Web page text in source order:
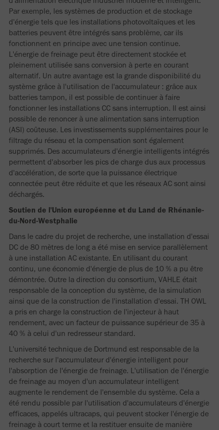
Par exemple, les systèmes de production et de stockage
d'énergie tels que les installations photovoltaïques et les
batteries peuvent être intégrés sans problème, car ils
fonctionnent en principe avec une tension continue.
L'énergie de freinage peut être directement stockée et
pleinement utilisée sans conversion à perte en courant
alternatif. Un autre avantage est la grande disponibilité du
système grâce à l'utilisation de l'accumulateur : grâce aux
batteries tampon, il est possible de continuer à faire
fonctionner les installations CC sans interruption. Il est ainsi
possible de renoncer à une alimentation sans interruption
(ASI) coûteuse. Les investissements supplémentaires pour le
filtrage du réseau et la compensation sont également
supprimés. Des accumulateurs d'énergie intelligents intégrés
permettent d'absorber les pics de charge dus aux processus
d'accélération, de sorte que la puissance électrique
connectée peut être réduite et que les réseaux AC sont ainsi
déchargés.
Soutien de l'Union européenne et du Land de Rhénanie-
du-Nord-Westphalie
Dans le cadre du projet de recherche, une installation d'essai
DC de 80 mètres de long a été mise en service parallèlement
à une installation AC existante. En utilisant du courant
continu, une économie d'énergie de plus de 10 % a pu être
démontrée. Outre la direction du consortium, VAHLE était
responsable de la conception du système, de la simulation
ainsi que de la construction de l'installation d'essai. TH OWL
a pris en charge la construction de l'injecteur à haut
rendement, avec un facteur de puissance supérieur de 35 à
40 % à celui d'un redresseur standard.
L'université technique de Dortmund est responsable de la
recherche sur l'accumulateur d'énergie intelligent pour
l'absorption de l'énergie de freinage. L'utilisation de l'énergie
de freinage au moyen d'un accumulateur intelligent
augmente le rendement de l'ensemble du système. Cela a
été rendu possible par l'utilisation d'accumulateurs d'énergie
efficaces, appelés ultracaps, qui peuvent stocker l'énergie de
freinage à court terme et la restituer ensuite de manière